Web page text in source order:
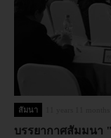
สัมนา
บรรยากาศสัมมนา